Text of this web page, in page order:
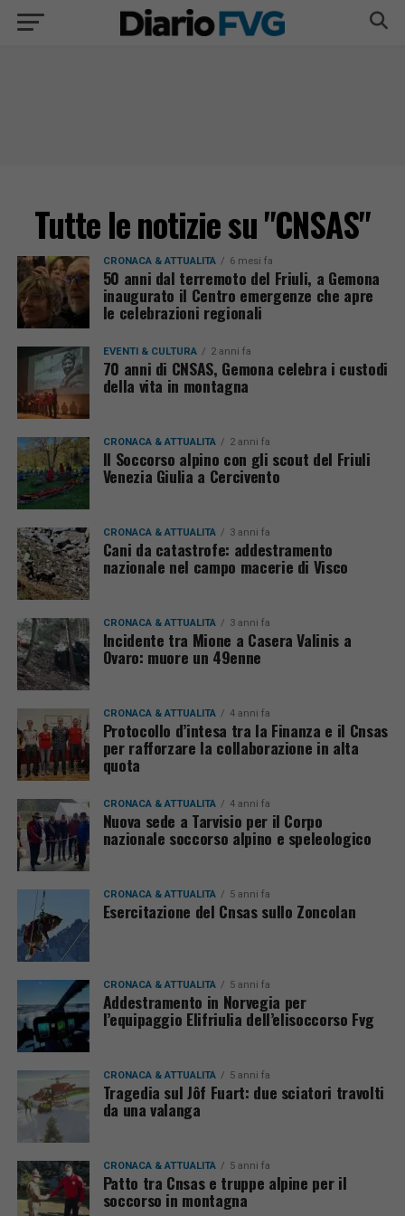
Tutte le notizie su "CNSAS"
CRONACA & ATTUALITÀ 6 mesi fa
50 anni dal terremoto del Friuli, a Gemona
inaugurato il Centro emergenze che apre
le celebrazioni regionali
EVENTI & CULTURA 2 anni fa
70 anni di CNSAS, Gemona celebra i custodi
della vita in montagna
CRONACA & ATTUALITÀ 2 anni fa
Il Soccorso alpino con gli scout del Friuli
Venezia Giulia a Cercivento
CRONACA & ATTUALITÀ 3 anni fa
Cani da catastrofe: addestramento
nazionale nel campo macerie di Visco
CRONACA & ATTUALITÀ 3 anni fa
Incidente tra Mione a Casera Valinis a
Ovaro: muore un 49enne
CRONACA & ATTUALITÀ 4 anni fa
Protocollo d’intesa tra la Finanza e il Cnsas
per rafforzare la collaborazione in alta
quota
CRONACA & ATTUALITÀ 4 anni fa
Nuova sede a Tarvisio per il Corpo
nazionale soccorso alpino e speleologico
CRONACA & ATTUALITÀ 5 anni fa
Esercitazione del Cnsas sullo Zoncolan
CRONACA & ATTUALITÀ 5 anni fa
Addestramento in Norvegia per
l’equipaggio Elifriulia dell’elisoccorso Fvg
CRONACA & ATTUALITÀ 5 anni fa
Tragedia sul Jôf Fuart: due sciatori travolti
da una valanga
CRONACA & ATTUALITÀ 5 anni fa
Patto tra Cnsas e truppe alpine per il
soccorso in montagna